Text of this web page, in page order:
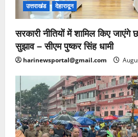
उत्तराखंड देहारादून
सरकारी नीतियों में शामिल किए
सुझाव – सीएम पुष्कर सिंह धामी
harinewsportal@gmail.com